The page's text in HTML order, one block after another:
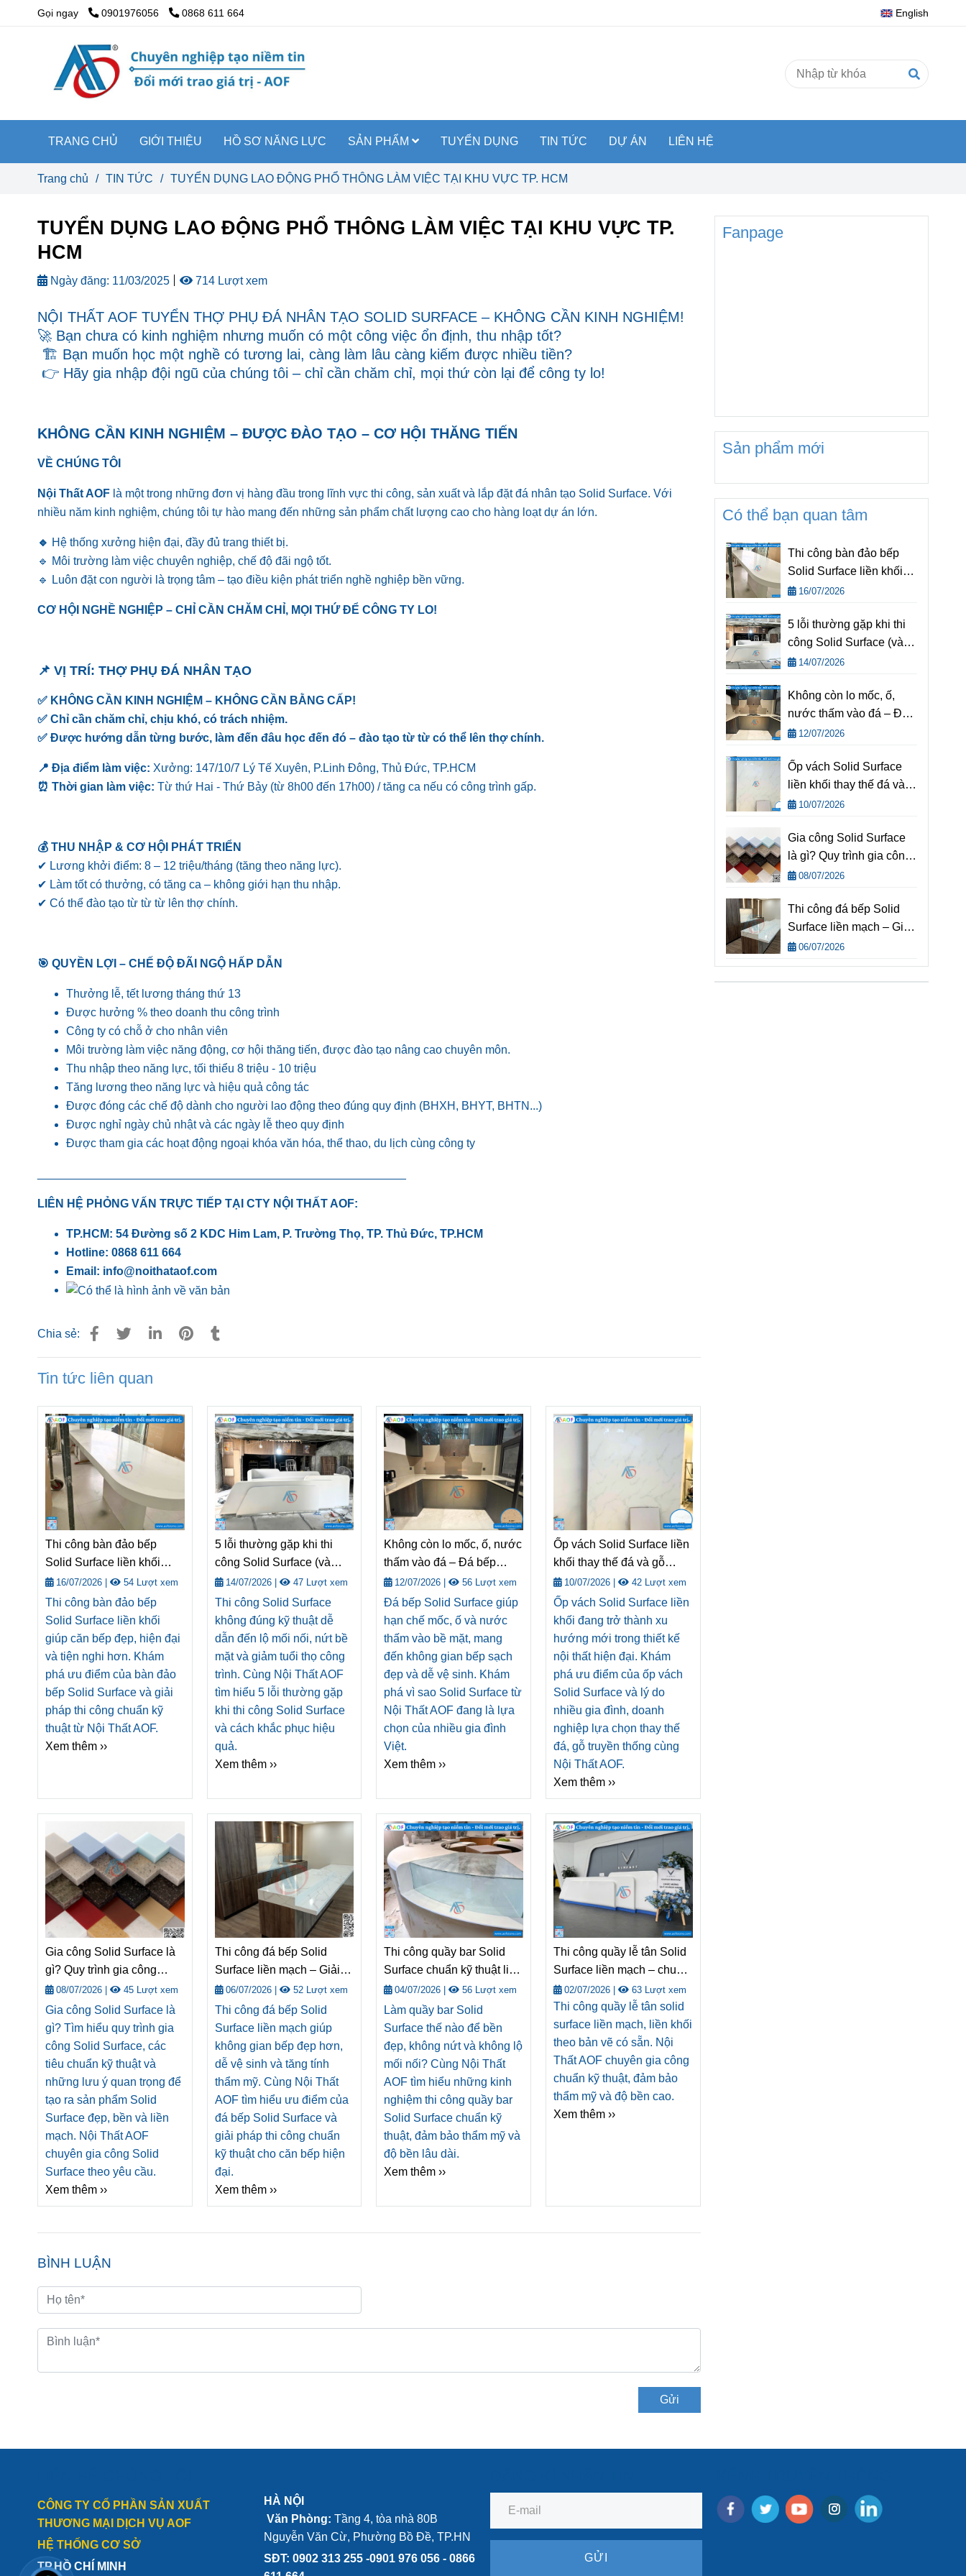
Gọi ngay 0901976056 0868 611 664 English
TRANG CHỦ GIỚI THIỆU HỒ SƠ NĂNG LỰC SẢN PHẨM TUYỂN DỤNG TIN TỨC DỰ ÁN LIÊN HỆ
Trang chủ / TIN TỨC / TUYỂN DỤNG LAO ĐỘNG PHỔ THÔNG LÀM VIỆC TẠI KHU VỰC TP. HCM
TUYỂN DỤNG LAO ĐỘNG PHỔ THÔNG LÀM VIỆC TẠI KHU VỰC TP.
HCM
Ngày đăng: 11/03/2025 714 Lượt xem
NỘI THẤT AOF TUYỂN THỢ PHỤ ĐÁ NHÂN TẠO SOLID SURFACE – KHÔNG CẦN KINH NGHIỆM!
🚀 Bạn chưa có kinh nghiệm nhưng muốn có một công việc ổn định, thu nhập tốt?
🏗 Bạn muốn học một nghề có tương lai, càng làm lâu càng kiếm được nhiều tiền?
👉 Hãy gia nhập đội ngũ của chúng tôi – chỉ cần chăm chỉ, mọi thứ còn lại để công ty lo!
KHÔNG CẦN KINH NGHIỆM – ĐƯỢC ĐÀO TẠO – CƠ HỘI THĂNG TIẾN
VỀ CHÚNG TÔI
Nội Thất AOF là một trong những đơn vị hàng đầu trong lĩnh vực thi công, sản xuất và lắp đặt đá nhân tạo Solid Surface. Với
nhiều năm kinh nghiệm, chúng tôi tự hào mang đến những sản phẩm chất lượng cao cho hàng loạt dự án lớn.
🔹 Hệ thống xưởng hiện đại, đầy đủ trang thiết bị.
🔹 Môi trường làm việc chuyên nghiệp, chế độ đãi ngộ tốt.
🔹 Luôn đặt con người là trọng tâm – tạo điều kiện phát triển nghề nghiệp bền vững.
CƠ HỘI NGHỀ NGHIỆP – CHỈ CẦN CHĂM CHỈ, MỌI THỨ ĐỂ CÔNG TY LO!
📌 VỊ TRÍ: THỢ PHỤ ĐÁ NHÂN TẠO
✅ KHÔNG CẦN KINH NGHIỆM – KHÔNG CẦN BẰNG CẤP!
✅ Chỉ cần chăm chỉ, chịu khó, có trách nhiệm.
✅ Được hướng dẫn từng bước, làm đến đâu học đến đó – đào tạo từ từ có thể lên thợ chính.
📍 Địa điểm làm việc: Xưởng: 147/10/7 Lý Tế Xuyên, P.Linh Đông, Thủ Đức, TP.HCM
⏰ Thời gian làm việc: Từ thứ Hai - Thứ Bảy (từ 8h00 đến 17h00) / tăng ca nếu có công trình gấp.
💰 THU NHẬP & CƠ HỘI PHÁT TRIỂN
✔ Lương khởi điểm: 8 – 12 triệu/tháng (tăng theo năng lực).
✔ Làm tốt có thưởng, có tăng ca – không giới hạn thu nhập.
✔ Có thể đào tạo từ từ từ lên thợ chính.
🎯 QUYỀN LỢI – CHẾ ĐỘ ĐÃI NGỘ HẤP DẪN
Thưởng lễ, tết lương tháng thứ 13
Được hưởng % theo doanh thu công trình
Công ty có chỗ ở cho nhân viên
Môi trường làm việc năng động, cơ hội thăng tiến, được đào tạo nâng cao chuyên môn.
Thu nhập theo năng lực, tối thiểu 8 triệu - 10 triệu
Tăng lương theo năng lực và hiệu quả công tác
Được đóng các chế độ dành cho người lao động theo đúng quy định (BHXH, BHYT, BHTN...)
Được nghỉ ngày chủ nhật và các ngày lễ theo quy định
Được tham gia các hoạt động ngoại khóa văn hóa, thể thao, du lịch cùng công ty
LIÊN HỆ PHỎNG VẤN TRỰC TIẾP TẠI CTY NỘI THẤT AOF:
TP.HCM: 54 Đường số 2 KDC Him Lam, P. Trường Thọ, TP. Thủ Đức, TP.HCM
Hotline: 0868 611 664
Email: info@noithataof.com
Chia sẻ:
Tin tức liên quan
Thi công bàn đảo bếp
Solid Surface liền khối
đẹp, hiện đại cho mọi
không gian
16/07/2026 54 Lượt xem
Thi công bàn đảo bếp
Solid Surface liền khối
giúp căn bếp đẹp, hiện đại
và tiện nghi hơn. Khám
phá ưu điểm của bàn đảo
bếp Solid Surface và giải
pháp thi công chuẩn kỹ
thuật từ Nội Thất AOF.
Xem thêm ››
5 lỗi thường gặp khi thi
công Solid Surface (và
cách tránh) | Kinh nghiệm
thi công Solid Surface
chuẩn kỹ thuật từ Nội Thất
AOF
14/07/2026 47 Lượt xem
Thi công Solid Surface
không đúng kỹ thuật dễ
dẫn đến lộ mối nối, nứt bề
mặt và giảm tuổi thọ công
trình. Cùng Nội Thất AOF
tìm hiểu 5 lỗi thường gặp
khi thi công Solid Surface
và cách khắc phục hiệu
quả.
Xem thêm ››
Không còn lo mốc, ố, nước
thấm vào đá – Đá bếp
Solid Surface từ AOF là
giải pháp cho bếp Việt
12/07/2026 | 56 Lượt xem
Đá bếp Solid Surface giúp
hạn chế mốc, ố và nước
thấm vào bề mặt, mang
đến không gian bếp sạch
đẹp và dễ vệ sinh. Khám
phá vì sao Solid Surface từ
Nội Thất AOF đang là lựa
chọn của nhiều gia đình
Việt.
Xem thêm ››
Ốp vách Solid Surface liền
khối thay thế đá và gỗ
truyền thống
10/07/2026 42 Lượt xem
Ốp vách Solid Surface liền
khối đang trở thành xu
hướng mới trong thiết kế
nội thất hiện đại. Khám
phá ưu điểm của ốp vách
Solid Surface và lý do
nhiều gia đình, doanh
nghiệp lựa chọn thay thế
đá, gỗ truyền thống cùng
Nội Thất AOF.
Xem thêm ››
Gia công Solid Surface là
gì? Quy trình gia công
Solid Surface và tiêu
chuẩn kỹ thuật
08/07/2026 45 Lượt xem
Gia công Solid Surface là
gì? Tìm hiểu quy trình gia
công Solid Surface, các
tiêu chuẩn kỹ thuật và
những lưu ý quan trọng để
tạo ra sản phẩm Solid
Surface đẹp, bền và liền
mạch. Nội Thất AOF
chuyên gia công Solid
Surface theo yêu cầu.
Xem thêm ››
Thi công đá bếp Solid
Surface liền mạch – Giải
pháp nâng tầm không gian
bếp hiện đại
06/07/2026 52 Lượt xem
Thi công đá bếp Solid
Surface liền mạch giúp
không gian bếp đẹp hơn,
dễ vệ sinh và tăng tính
thẩm mỹ. Cùng Nội Thất
AOF tìm hiểu ưu điểm của
đá bếp Solid Surface và
giải pháp thi công chuẩn
kỹ thuật cho căn bếp hiện
đại.
Xem thêm ››
Thi công quầy bar Solid
Surface chuẩn kỹ thuật liền
mạch cùng Nội Thất AOF
04/07/2026 | 56 Lượt xem
Làm quầy bar Solid
Surface thế nào để bền
đẹp, không nứt và không lộ
mối nối? Cùng Nội Thất
AOF tìm hiểu những kinh
nghiệm thi công quầy bar
Solid Surface chuẩn kỹ
thuật, đảm bảo thẩm mỹ và
độ bền lâu dài.
Xem thêm ››
Thi công quầy lễ tân Solid
Surface liền mạch – chuẩn
“Smart & Sleek” VinFast
02/07/2026 63 Lượt xem
Thi công quầy lễ tân solid
surface liền mạch, liền khối
theo bản vẽ có sẵn. Nội
Thất AOF chuyên gia công
chuẩn kỹ thuật, đảm bảo
thẩm mỹ và độ bền cao.
Xem thêm ››
BÌNH LUẬN
Gửi
Fanpage
Sản phẩm mới
Có thể bạn quan tâm
Thi công bàn đảo bếp
Solid Surface liền khối
đẹp, hiện đại cho mọi
16/07/2026
5 lỗi thường gặp khi thi
công Solid Surface (và
cách tránh) | Kinh
Surface chuẩn kỹ thuật
từ Nội Thất AOF
14/07/2026
Không còn lo mốc, ố,
nước thấm vào đá – Đá
bếp Solid Surface từ
bếp Việt
12/07/2026
Ốp vách Solid Surface
liền khối thay thế đá và
gỗ truyền thống
10/07/2026
Gia công Solid Surface
là gì? Quy trình gia công
Solid Surface và tiêu
08/07/2026
Thi công đá bếp Solid
Surface liền mạch – Giải
pháp nâng tầm không
06/07/2026
CÔNG TY CỔ PHẦN SẢN XUẤT
THƯƠNG MẠI DỊCH VỤ AOF
HỆ THỐNG CƠ SỞ
TP.HỒ CHÍ MINH
HÀ NỘI
Văn Phòng: Tầng 4, tòa nhà 80B
Nguyễn Văn Cừ, Phường Bồ Đề, TP.HN
SĐT: 0902 313 255 -0901 976 056 - 0866
GỬI